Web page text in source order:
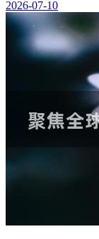
2026-07-10